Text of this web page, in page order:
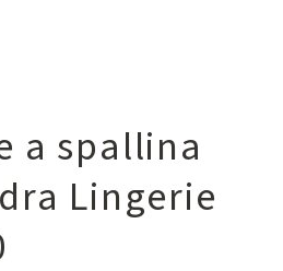
a spallina
Lingerie